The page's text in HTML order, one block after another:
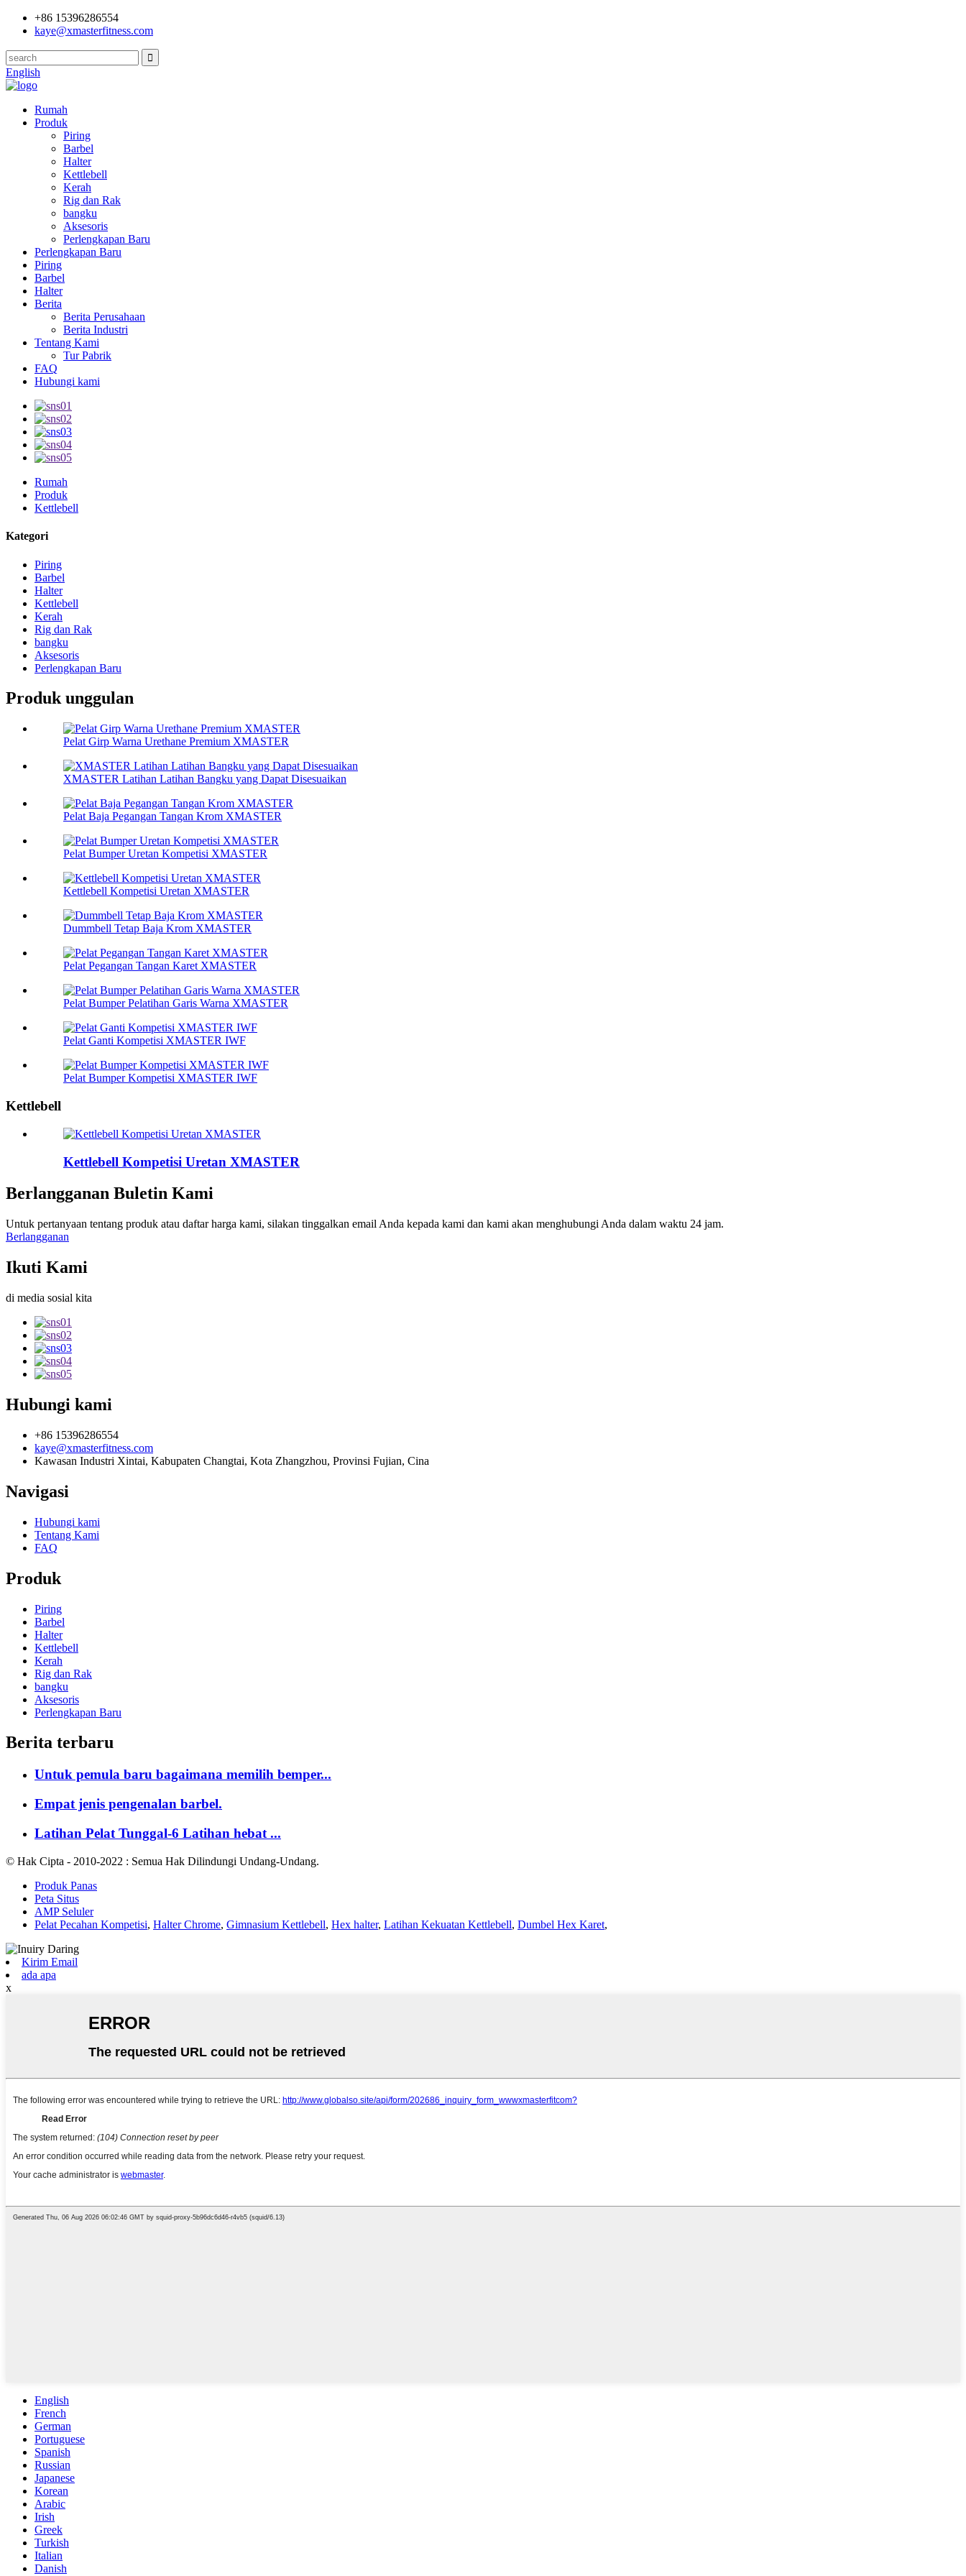
+86 15396286554
kaye@xmasterfitness.com
English
Rumah
Produk
Piring
Barbel
Halter
Kettlebell
Kerah
Rig dan Rak
bangku
Aksesoris
Perlengkapan Baru
Perlengkapan Baru
Piring
Barbel
Halter
Berita
Berita Perusahaan
Berita Industri
Tentang Kami
Tur Pabrik
FAQ
Hubungi kami
Rumah
Produk
Kettlebell
Kategori
Piring
Barbel
Halter
Kettlebell
Kerah
Rig dan Rak
bangku
Aksesoris
Perlengkapan Baru
Produk unggulan
Pelat Girp Warna Urethane Premium XMASTER
XMASTER Latihan Latihan Bangku yang Dapat Disesuaikan
Pelat Baja Pegangan Tangan Krom XMASTER
Pelat Bumper Uretan Kompetisi XMASTER
Kettlebell Kompetisi Uretan XMASTER
Dummbell Tetap Baja Krom XMASTER
Pelat Pegangan Tangan Karet XMASTER
Pelat Bumper Pelatihan Garis Warna XMASTER
Pelat Ganti Kompetisi XMASTER IWF
Pelat Bumper Kompetisi XMASTER IWF
Kettlebell
Kettlebell Kompetisi Uretan XMASTER
Berlangganan Buletin Kami
Untuk pertanyaan tentang produk atau daftar harga kami, silakan tinggalkan email Anda kepada kami dan kami akan menghubungi Anda dalam waktu 24 jam.
Berlangganan
Ikuti Kami
di media sosial kita
Hubungi kami
+86 15396286554
kaye@xmasterfitness.com
Kawasan Industri Xintai, Kabupaten Changtai, Kota Zhangzhou, Provinsi Fujian, Cina
Navigasi
Hubungi kami
Tentang Kami
FAQ
Produk
Piring
Barbel
Halter
Kettlebell
Kerah
Rig dan Rak
bangku
Aksesoris
Perlengkapan Baru
Berita terbaru
Untuk pemula baru bagaimana memilih bemper...
Empat jenis pengenalan barbel.
Latihan Pelat Tunggal-6 Latihan hebat ...
© Hak Cipta - 2010-2022 : Semua Hak Dilindungi Undang-Undang.
Produk Panas
Peta Situs
AMP Seluler
Pelat Pecahan Kompetisi, Halter Chrome, Gimnasium Kettlebell, Hex halter, Latihan Kekuatan Kettlebell, Dumbel Hex Karet,
Kirim Email
ada apa
x
English
French
German
Portuguese
Spanish
Russian
Japanese
Korean
Arabic
Irish
Greek
Turkish
Italian
Danish